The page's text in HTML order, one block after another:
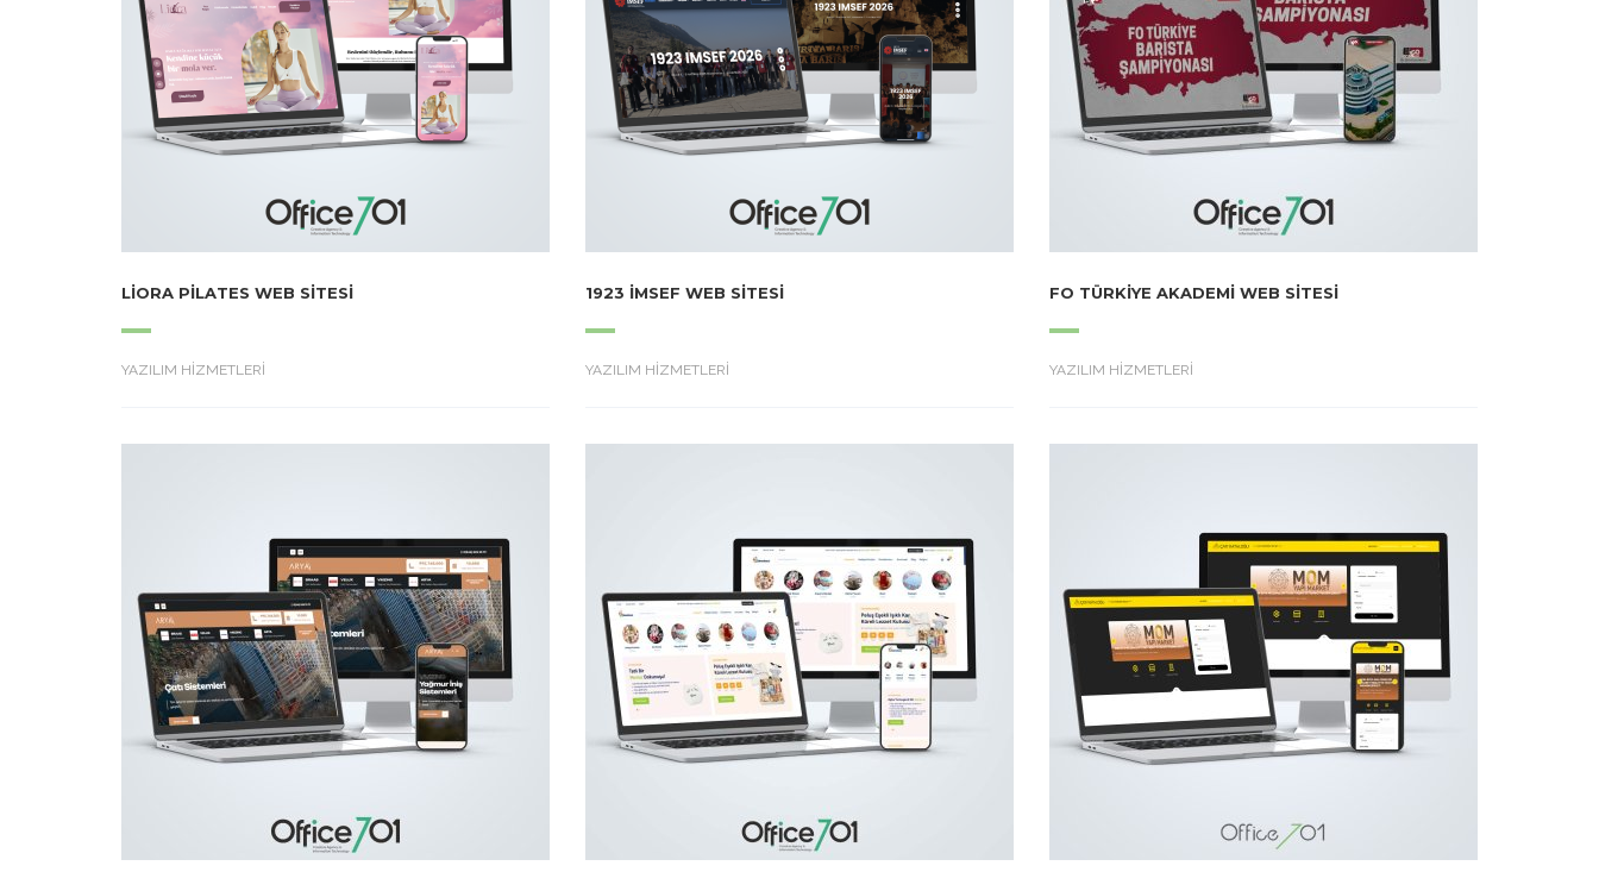
LIORA PILATES WEB SITESI
YAZILIM HİZMETLERİ
1923 İMSEF WEB SITESI
YAZILIM HİZMETLERİ
FO TÜRKIYE AKADEMI WEB SITESI
YAZILIM HİZMETLERİ